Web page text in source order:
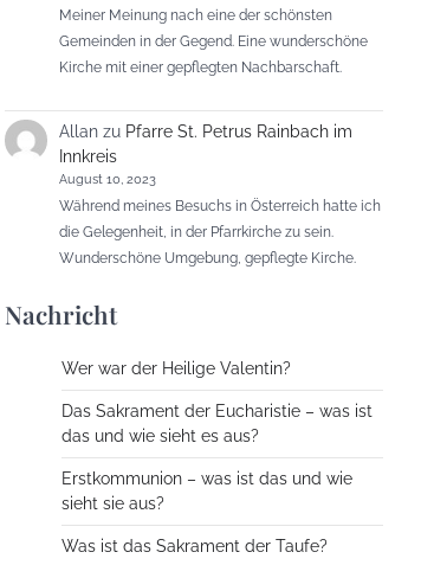
Meiner Meinung nach eine der schönsten
Gemeinden in der Gegend. Eine wunderschöne
Kirche mit einer gepflegten Nachbarschaft.
Allan zu Pfarre St. Petrus Rainbach im
Innkreis
August 10, 2023
Während meines Besuchs in Österreich hatte ich
die Gelegenheit, in der Pfarrkirche zu sein.
Wunderschöne Umgebung, gepflegte Kirche.
Nachricht
Wer war der Heilige Valentin?
Das Sakrament der Eucharistie – was ist
das und wie sieht es aus?
Erstkommunion – was ist das und wie
sieht sie aus?
Was ist das Sakrament der Taufe?